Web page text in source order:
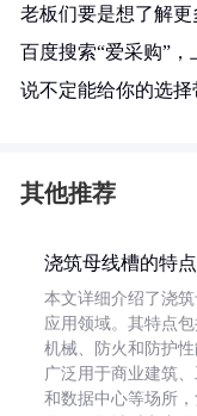
老板们要是想了解
百度搜索“爱采购”，
说不定能给你的选
其他推荐
浇筑母线槽的特
本文详细介绍了浇
应用领域。其特点包
机械、防火和防护性
广泛用于商业建筑
和数据中心等场所